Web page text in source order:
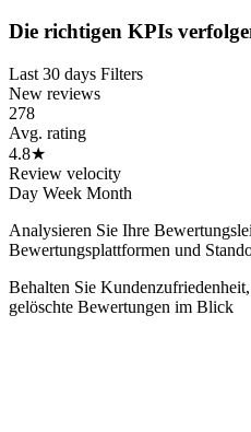
Die richtigen KPIs
Last 30 days Filters
New reviews
278
Avg. rating
4.8★
Review velocity
Day Week Month
Analysieren Sie Ihre
Bewertungsplattformen und
Behalten Sie
gelöschte Bewertungen im Blick